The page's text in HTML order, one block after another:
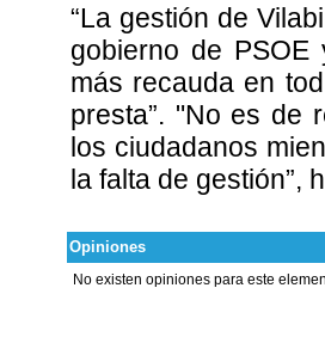
“La gestión de
gobierno de
más recauda en
presta”. "No es de
los ciudadanos
la falta de gestión”,
Opiniones
No existen opiniones para este